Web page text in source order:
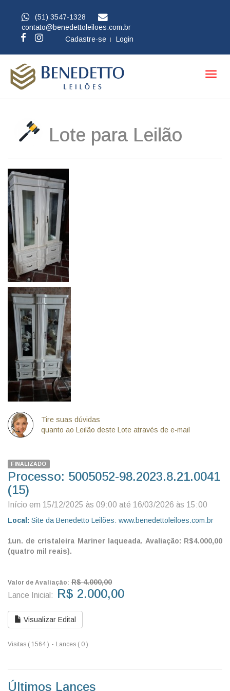
(51) 3547-1328
contato@benedettoleiloes.com.br
Cadastre-se
Login
Lote para Leilão
Tire suas dúvidas
quanto ao Leilão deste Lote através de e-mail
FINALIZADO
Processo: 5005052-98.2023.8.21.0041
(15)
Início em 15/12/2025 às 09:00 até 16/03/2026 às 15:00
Local: Site da Benedetto Leilões: www.benedettoleiloes.com.br
1un. de cristaleira Mariner laqueada. Avaliação: R$4.000,00
(quatro mil reais).
Valor de Avaliação: R$ 4.000,00
Lance Inicial: R$ 2.000,00
Visualizar Edital
Visitas ( 1564 ) - Lances ( 0 )
Últimos Lances